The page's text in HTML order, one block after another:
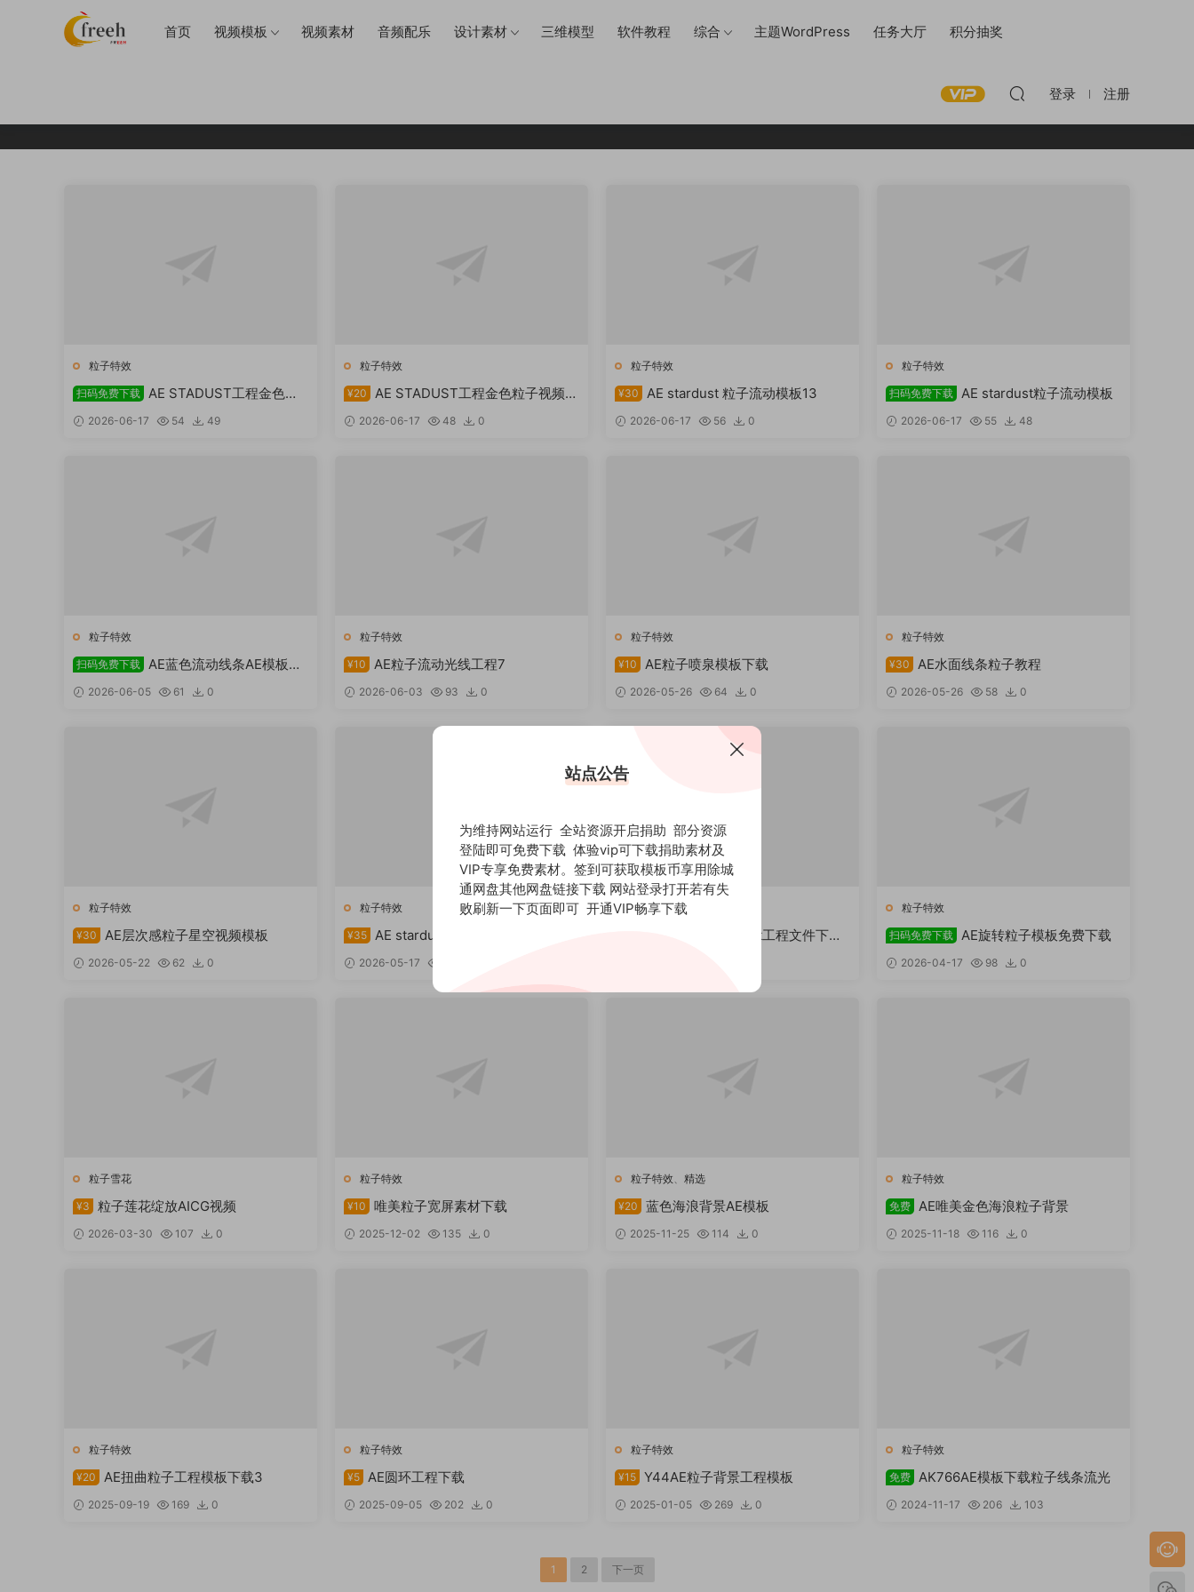
首页 视频模板 视频素材 音频配乐 设计素材 三维模型 软件教程 综合 主题WordPress 任务大厅 积分抽奖
登录 注册
粒子特效
扫码免费下载 AE STADUST工程金色粒
2026-06-17 54 49
粒子特效
¥20
AE STADUST工程金色粒子视频背
2026-06-17 48 0
粒子特效
¥30 AE stardust 粒子流动模板13
2026-06-17 56 0
粒子特效
扫码免费下载 AE stardust粒子流动模板
2026-06-17 55 48
粒子特效
扫码免费下载 AE蓝色流动线条AE模板下
2026-06-05 61 0
粒子特效
¥10 AE粒子流动光线工程7
2026-06-03 93 0
粒子特效
¥10 AE粒子喷泉模板下载
2026-05-26 64 0
粒子特效
¥30 AE水面线条粒子教程
2026-05-26 58 0
粒子特效
¥30 AE层次感粒子星空视频模板
2026-05-22 62 0
粒子特效
¥35 AE stardust 粒子流体工程模板
2026-05-17
粒子特效
AE stardust工程文件下载
粒子特效
扫码免费下载 AE旋转粒子模板免费下载
2026-04-17 98 0
粒子雪花
¥3 粒子莲花绽放AICG视频
2026-03-30 107 0
粒子特效
¥10 唯美粒子宽屏素材下载
2025-12-02 135 0
粒子特效、 精选
¥20 蓝色海浪背景AE模板
2025-11-25 114 0
粒子特效
免费 AE唯美金色海浪粒子背景
2025-11-18 116 0
粒子特效
¥20 AE扭曲粒子工程模板下载3
2025-09-19 169 0
粒子特效
¥5 AE圆环工程下载
2025-09-05 202 0
粒子特效
¥15 Y44AE粒子背景工程模板
2025-01-05 269 0
粒子特效
免费 AK766AE模板下载粒子线条流光
2024-11-17 206 103
1 2 下一页
站点公告
为维持网站运行 全站资源开启捐助 部分资源
登陆即可免费下载 体验vip可下载捐助素材及
VIP专享免费素材。签到可获取模板币享用除城
通网盘其他网盘链接下载 网站登录打开若有失
败刷新一下页面即可 开通VIP畅享下载